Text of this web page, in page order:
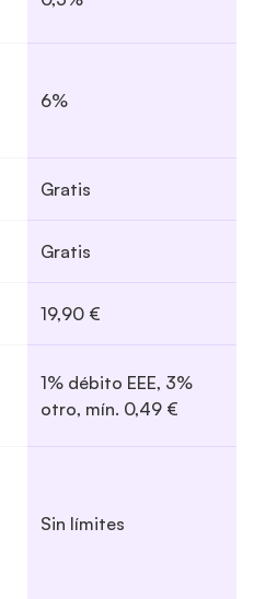
6%
Gratis
Gratis
19,90 €
1% débito EEE, 3%
otro, mín. 0,49 €
Sin límites